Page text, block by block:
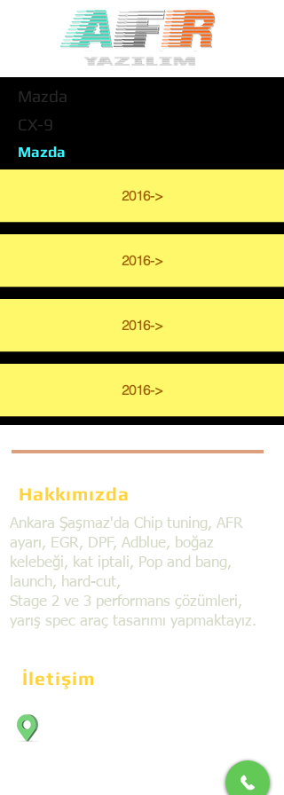
Mazda
CX-9
Mazda
2016->
2016->
2016->
2016->
Hakkımızda
Ankara Şaşmaz'da Chip tuning, AFR
ayarı, EGR, DPF, Adblue, boğaz
kelebeği, kat iptali, Pop and bang,
launch, hard-cut,
Stage 2 ve 3 performans çözümleri,
yarış spec araç tasarımı yapmaktayız.
İletişim